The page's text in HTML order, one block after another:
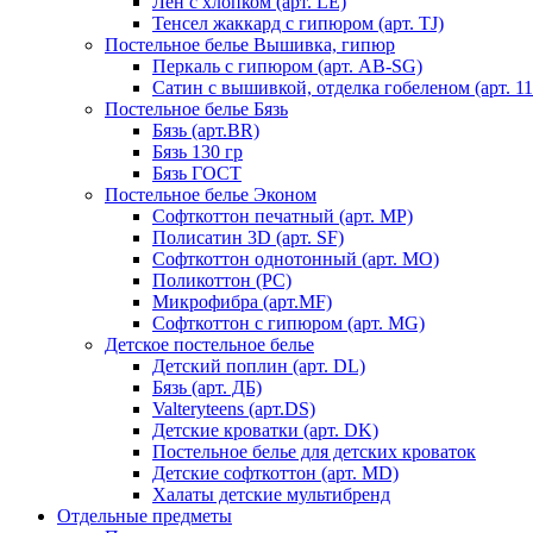
Тенсел жаккард с гипюром (арт. TJ)
Постельное белье Вышивка, гипюр
Перкаль с гипюром (арт. AB-SG)
Сатин с вышивкой, отделка гобеленом (арт.
Постельное белье Бязь
Бязь (арт.BR)
Бязь 130 гр
Бязь ГОСТ
Постельное белье Эконом
Софткоттон печатный (арт. MР)
Полисатин 3D (арт. SF)
Софткоттон однотонный (арт. MO)
Поликоттон (PC)
Микрофибра (арт.MF)
Софткоттон с гипюром (арт. MG)
Детское постельное белье
Детский поплин (арт. DL)
Бязь (арт. ДБ)
Valteryteens (арт.DS)
Детские кроватки (арт. DK)
Постельное белье для детских кроваток
Детские софткоттон (арт. MD)
Халаты детские мультибренд
Отдельные предметы